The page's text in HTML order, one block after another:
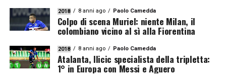
2018 8 anni ago Paolo Camedda
Colpo di scena Muriel: niente Milan, il
colombiano vicino al sì alla Fiorentina
2018 8 anni ago Paolo Camedda
Atalanta, Ilicic specialista della tripletta:
1° in Europa con Messi e Aguero